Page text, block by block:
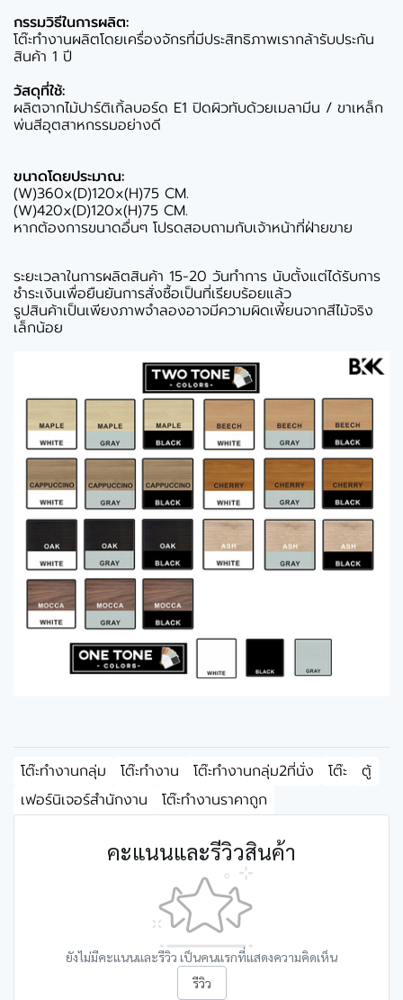
กรรมวิธีในการผลิต:
โต๊ะทำงานผลิตโดยเครื่องจักรที่มีประสิทธิภาพเรากล้ารับประกัน
สินค้า 1 ปี
วัสดุที่ใช้:
ผลิตจากไม้ปาร์ติเกิ้ลบอร์ด E1 ปิดผิวทับด้วยเมลามีน / ขาเหล็ก
พ่นสีอุตสาหกรรมอย่างดี
ขนาดโดยประมาณ:
(W)360x(D)120x(H)75 CM.
(W)420x(D)120x(H)75 CM.
หากต้องการขนาดอื่นๆ โปรดสอบถามกับเจ้าหน้าที่ฝ่ายขาย
ระยะเวลาในการผลิตสินค้า 15-20 วันทำการ นับตั้งแต่ได้รับการ
ชำระเงินเพื่อยืนยันการสั่งซื้อเป็นที่เรียบร้อยแล้ว
รูปสินค้าเป็นเพียงภาพจำลองอาจมีความผิดเพี้ยนจากสีไม้จริง
เล็กน้อย
โต๊ะทำงานกลุ่ม โต๊ะทำงาน โต๊ะทำงานกลุ่ม2ที่นั่ง โต๊ะ
ตู้
เฟอร์นิเจอร์สำนักงาน
โต๊ะทำงานราคาถูก
คะแนนและรีวิวสินค้า
ยังไม่มีคะแนนและรีวิว เป็นคนแรกที่แสดงความคิดเห็น
รีวิว